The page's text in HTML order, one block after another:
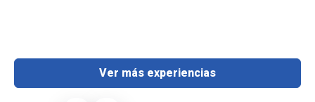
Ver más experiencias